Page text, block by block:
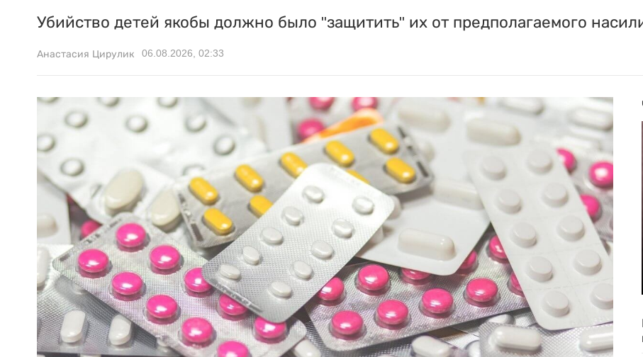
Убийство детей якобы должно было "защитить" их от предполагаемого
Анастасия Цирулик 06.08.2026, 02:33